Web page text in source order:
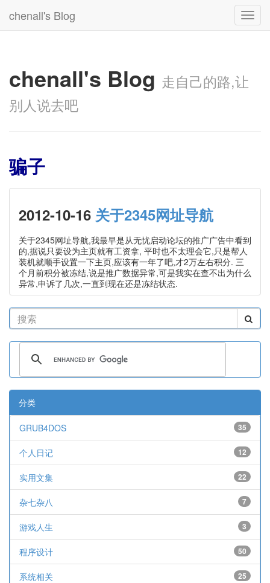
chenall's Blog
chenall's Blog 走自己的路,让
别人说去吧
骗子
2012-10-16 关于2345网址导航
关于2345网址导航,我最早是从无忧启动论坛的推广广告中看到
的,据说只要设为主页就有工资拿, 平时也不太理会它,只是帮人
装机就顺手设置一下主页,应该有一年了吧,才2万左右积分. 三
个月前积分被冻结,说是推广数据异常,可是我实在查不出为什么
异常,申诉了几次,一直到现在还是冻结状态.
分类
35
GRUB4DOS
12
个人日记
22
实用文集
7
杂七杂八
3
游戏人生
50
程序设计
25
系统相关